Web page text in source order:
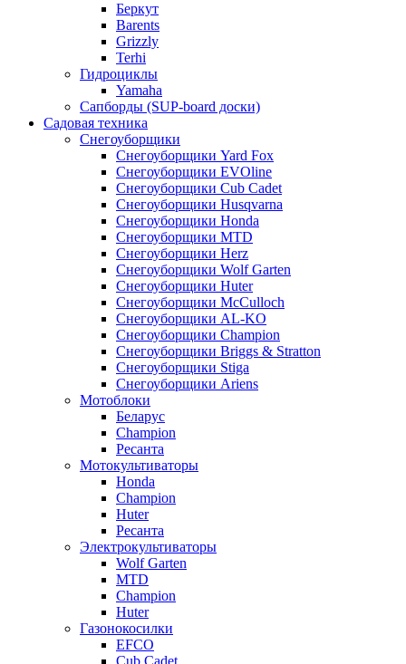
Беркут
Barents
Grizzly
Terhi
Гидроциклы
Yamaha
Сапборды (SUP-board доски)
Садовая техника
Снегоуборщики
Снегоуборщики Yard Fox
Снегоуборщики EVOline
Снегоуборщики Cub Cadet
Снегоуборщики Husqvarna
Снегоуборщики Honda
Снегоуборщики MTD
Снегоуборщики Herz
Снегоуборщики Wolf Garten
Снегоуборщики Huter
Снегоуборщики McCulloch
Снегоуборщики AL-KO
Снегоуборщики Champion
Снегоуборщики Briggs & Stratton
Снегоуборщики Stiga
Снегоуборщики Ariens
Мотоблоки
Беларус
Champion
Ресанта
Мотокультиваторы
Honda
Champion
Huter
Ресанта
Электрокультиваторы
Wolf Garten
MTD
Champion
Huter
Газонокосилки
EFCO
Cub Cadet